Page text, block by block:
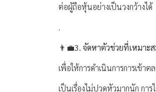
ต่อผู้ถือหุ้นอย่างเป็นวงกว้างได้
.
👨‍💼3. จัดหาตัวช่วยที่เหมาะ
เพื่อให้การดำเนินการการเข้า
เป็นเรื่องไม่ปวดหัวมากนัก กา